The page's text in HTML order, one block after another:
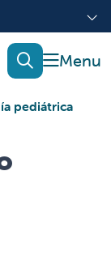
mostrar
buscar
pediátrica